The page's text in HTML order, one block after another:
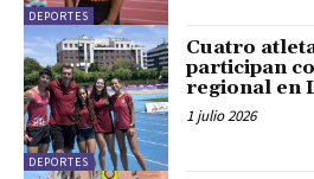
DEPORTES
DEPORTES
Cuatro
participan
regional en
1 julio 2026